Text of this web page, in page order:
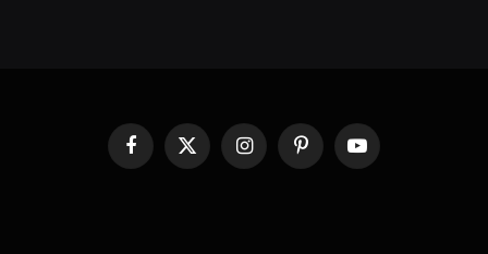
Facebook
X
InstagramPinterestYouTube